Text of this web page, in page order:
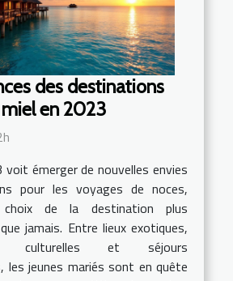
des destinations
en 2023
voit émerger de nouvelles envies
pour les voyages de noces,
de la destination plus
jamais. Entre lieux exotiques,
culturelles et séjours
les jeunes mariés sont en quête